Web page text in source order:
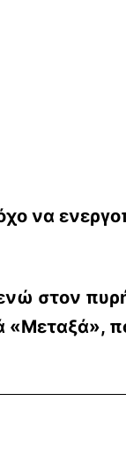
να
στον
«Μεταξά»,